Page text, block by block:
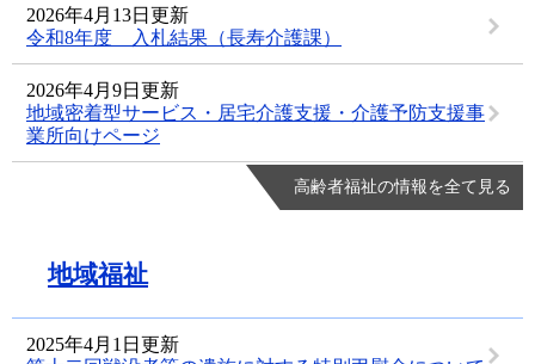
2026年4月13日更新
令和8年度 入札結果（長寿介護課）
2026年4月9日更新
地域密着型サービス・居宅介護支援・介護予防支援事
業所向けページ
高齢者福祉の情報を全て見る
地域福祉
2025年4月1日更新